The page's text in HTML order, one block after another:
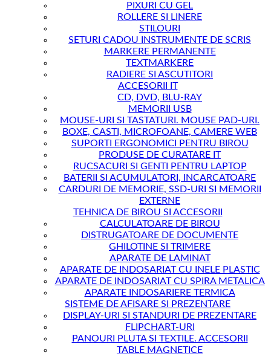
PIXURI CU GEL
ROLLERE SI LINERE
STILOURI
SETURI CADOU INSTRUMENTE DE SCRIS
MARKERE PERMANENTE
TEXTMARKERE
RADIERE SI ASCUTITORI
ACCESORII IT
CD, DVD, BLU-RAY
MEMORII USB
MOUSE-URI SI TASTATURI. MOUSE PAD-URI.
BOXE, CASTI, MICROFOANE, CAMERE WEB
SUPORTI ERGONOMICI PENTRU BIROU
PRODUSE DE CURATARE IT
RUCSACURI SI GENTI PENTRU LAPTOP
BATERII SI ACUMULATORI, INCARCATOARE
CARDURI DE MEMORIE, SSD-URI SI MEMORII
EXTERNE
TEHNICA DE BIROU SI ACCESORII
CALCULATOARE DE BIROU
DISTRUGATOARE DE DOCUMENTE
GHILOTINE SI TRIMERE
APARATE DE LAMINAT
APARATE DE INDOSARIAT CU INELE PLASTIC
APARATE DE INDOSARIAT CU SPIRA METALICA
APARATE INDOSARIERE TERMICA
SISTEME DE AFISARE SI PREZENTARE
DISPLAY-URI SI STANDURI DE PREZENTARE
FLIPCHART-URI
PANOURI PLUTA SI TEXTILE. ACCESORII
TABLE MAGNETICE